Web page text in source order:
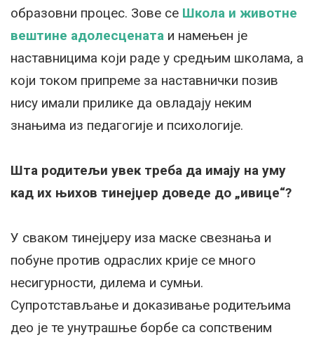
образовни процес. Зове се Школа и животне
вештине адолесцената и намењен је
наставницима који раде у средњим школама, а
који током припреме за наставнички позив
нису имали прилике да овладају неким
знањима из педагогије и психологије.
Шта родитељи увек треба да имају на уму
кад их њихов тинејџер доведе до „ивице“?
У сваком тинејџеру иза маске свезнања и
побуне против одраслих крије се много
несигурности, дилема и сумњи.
Супротстављање и доказивање родитељима
део је те унутрашње борбе са сопственим